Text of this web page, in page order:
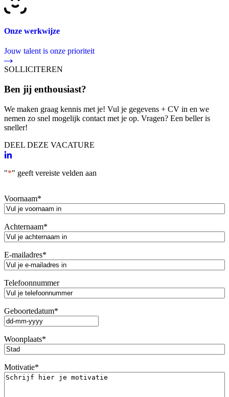
Onze werkwijze
Jouw talent is onze prioriteit
SOLLICITEREN
Ben jij enthousiast?
We maken graag kennis met je! Vul je gegevens + CV in en we
nemen zo snel mogelijk contact met je op. Vragen? Een beller is
sneller!
DEEL DEZE VACATURE
"*" geeft vereiste velden aan
Voornaam*
Achternaam*
E-mailadres*
Telefoonnummer
Geboortedatum*
DD
MM
dash
Woonplaats*
Motivatie*